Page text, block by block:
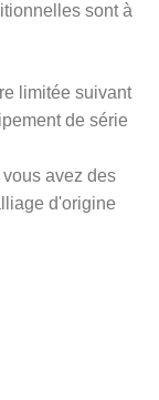
sont à
limitée suivant
de série
avez des
d'origine